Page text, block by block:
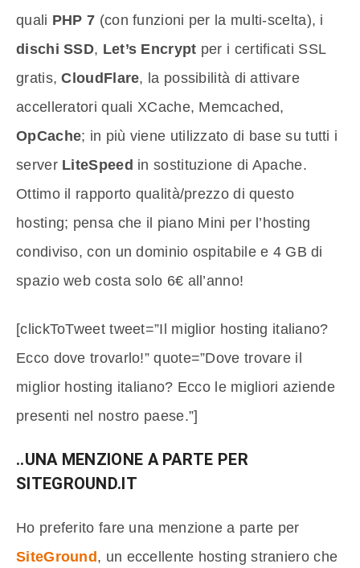
quali PHP 7 (con funzioni per la multi-scelta), i
dischi SSD, Let’s Encrypt per i certificati SSL
gratis,CloudFlare, la possibilità di attivare
accelleratori quali XCache, Memcached,
OpCache; in più viene utilizzato di base su tutti i
server LiteSpeed in sostituzione di Apache.
Ottimo il rapporto qualità/prezzo di questo
hosting; pensa che il piano Mini per l’hosting
condiviso, con un dominio ospitabile e 4 GB di
spazio web costa solo 6€ all’anno!
[clickToTweet tweet=”Il miglior hosting italiano?
Ecco dove trovarlo!” quote=”Dove trovare il
miglior hosting italiano? Ecco le migliori aziende
presenti nel nostro paese.”]
..UNA MENZIONE A PARTE PER
SITEGROUND.IT
Ho preferito fare una menzione a parte per
SiteGround , un eccellente hosting straniero che